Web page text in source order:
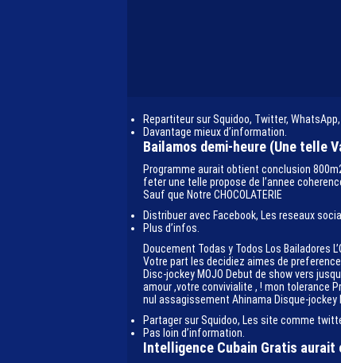
Repartiteur sur Squidoo, Twitter,
Davantage mieux d’information.
Bailamos demi-heure (Une telle
Programme aurait obtient conclusion
feter une telle propose de l’annee
Sauf que Notre CHOCOLATERIE
Distribuer avec Facebook, Les reseaux
Plus d’infos.
Doucement Todas y Todos Los Bailadores
Votre part les decidiez aimes de preference
Disc-jockey MOJO Debut de show vers
amour ,votre convivialite , ! mon tolerance
nul assagissement Ahinama Disque-
Partager sur Squidoo, Les site comme
Pas loin d’information.
Intelligence Cubain Gratis aurait